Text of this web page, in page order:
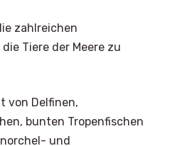
zahlreichen
Tiere der Meere zu
von Delfinen,
bunten Tropenfischen
und